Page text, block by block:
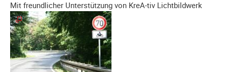
MEHRSi
Unterstützen
Spendenkonto
Förderer
Mit freundlicher Unterstützung von KreA-tiv Lichtbildwerk